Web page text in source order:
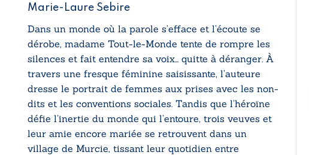
Marie-Laure Sebire
Dans un monde où la parole s’efface et l’écoute se
dérobe, madame Tout-le-Monde tente de rompre les
silences et fait entendre sa voix… quitte à déranger. À
travers une fresque féminine saisissante, l’auteure
dresse le portrait de femmes aux prises avec les non-
dits et les conventions sociales. Tandis que l’héroïne
défie l’inertie du monde qui l’entoure, trois veuves et
leur amie encore mariée se retrouvent dans un
village de Murcie, tissant leur quotidien entre